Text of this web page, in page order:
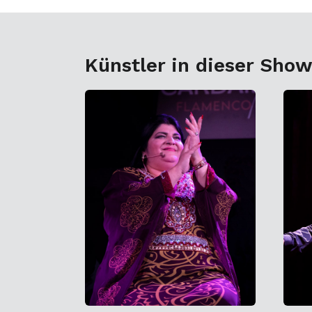
Künstler in dieser Show